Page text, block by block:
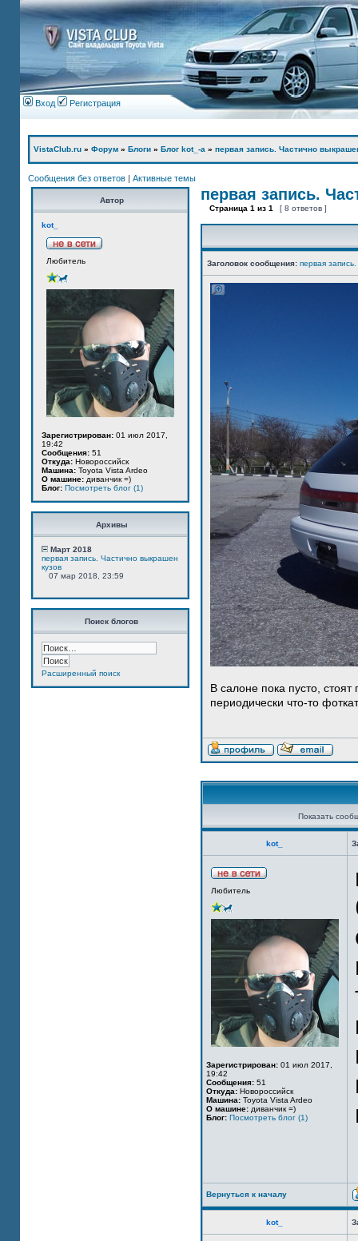
Вход Регистрация
VistaClub.ru » Форум » Блоги » Блог kot_-а » первая запись. Частично
Сообщения без ответов | Активные темы
Автор
kot_
Любитель
Зарегистрирован: 01 июл 2017,
19:42
Сообщения: 51
Откуда: Новороссийск
Машина: Toyota Vista Ardeo
О машине: диванчик =)
Блог: Посмотреть блог (1)
Архивы
Март 2018
первая запись. Частично выкрашен
кузов
07 мар 2018, 23:59
Поиск блогов
Расширенный поиск
первая запись.
Страница 1 из 1 [ 8 ответов ]
Заголовок сообщения: первая
В салоне пока пусто,
периодически что-то
Показать
kot_
Любитель
Зарегистрирован: 01 июл 2017,
19:42
Сообщения: 51
Откуда: Новороссийск
Машина: Toyota Vista Ardeo
О машине: диванчик =)
Блог: Посмотреть блог (1)
Вернуться к началу
kot_